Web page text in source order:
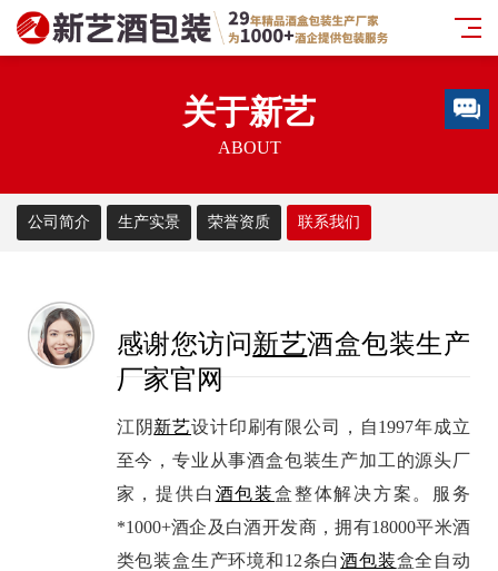
关于新艺
ABOUT
公司简介 生产实景 荣誉资质 联系我们
感谢您访问新艺酒盒包装生产
厂家官网
江阴新艺设计印刷有限公司，自1997年成立
至今，专业从事酒盒包装生产加工的源头厂
家，提供白 酒包装盒整体解决方案。服务
*1000+酒企及白酒开发商，拥有18000平米酒
类包装盒生产环境和12条白酒包装盒全自动